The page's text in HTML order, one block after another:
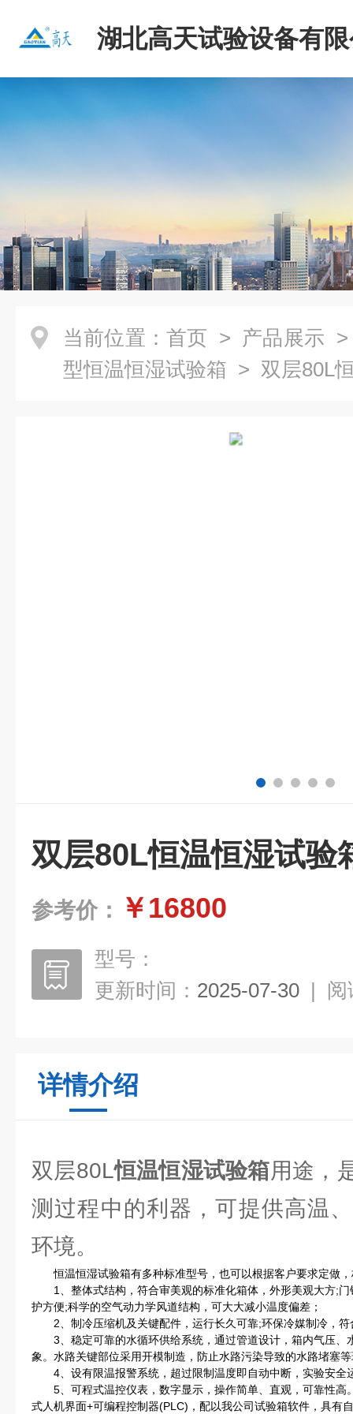
湖北高天试验设备有
当前位置： 首页 > 产品展示
型恒温恒湿试验箱 > 双层80L
双层80L恒温恒湿试验
参考价： ￥16800
型号：
更新时间： 2025-07-30 | 阅
详情介绍
双层80L恒温恒湿试验箱用途，
测过程中的利器，可提供高温
环境。
恒温恒湿试验箱有多种标准型号，也可以根据客户要求定做，
1、整体式结构，符合审美观的标准化箱体，外形美观大方;门
护方便;科学的空气动力学风道结构，可大大减小温度偏差；
2、制冷压缩机及关键配件，运行长久可靠;环保冷媒制冷，符
3、稳定可靠的水循环供给系统，通过管道设计，箱内气压、
象。水路关键部位采用开模制造，防止水路污染导致的水路堵塞
4、设有限温报警系统，超过限制温度即自动中断，实验安全
5、可程式温控仪表，数字显示，操作简单、直观，可靠性高
式人机界面+可编程控制器(PLC)，配以我公司试验箱软件，具有